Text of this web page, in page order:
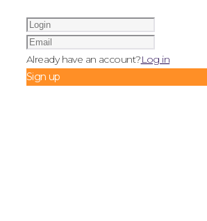
Already have an account?Log in
Sign up